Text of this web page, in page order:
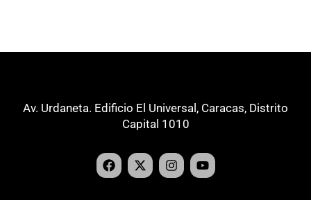
Av. Urdaneta. Edificio El Universal, Caracas, Distrito
Capital 1010